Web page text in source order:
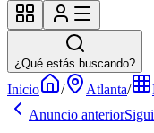
¿Qué estás buscando?
Inicio / Atlanta/
Anuncio anterior